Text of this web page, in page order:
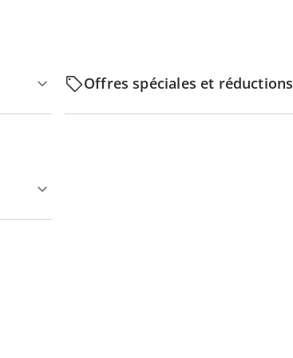
Offres spéciales et réductions